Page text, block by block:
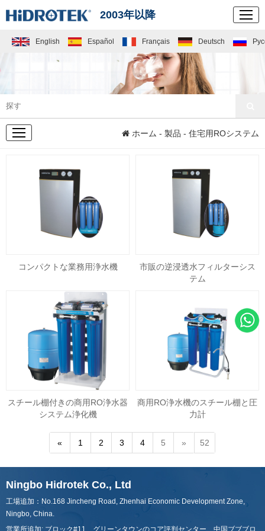
2003年以降
English Español Français Deutsch
製品
ホーム - 製品 - 住宅用ROシステム
コンパクトな業務用浄水機
市販の逆浸透水フィルターシス
テム
スチール棚付きの商用RO浄水器
システム浄化機
商用RO浄水機のスチール棚と圧
力計
« 1 2 3 4 5 » 52
Ningbo Hidrotek Co., Ltd
工場追加：No.168 Jincheng Road, Zhenhai Economic Development Zone,
Ningbo, China.